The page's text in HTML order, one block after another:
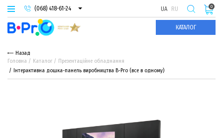
(068) 418-61-24
(093) 974-66-94
(095) 987-29-55
UA RU
КАТАЛОГ
0
Назад
Головна
Каталог
Презентаційне обладнання
Інтерактивна дошка-панель виробництва B-Pro (все в одному)